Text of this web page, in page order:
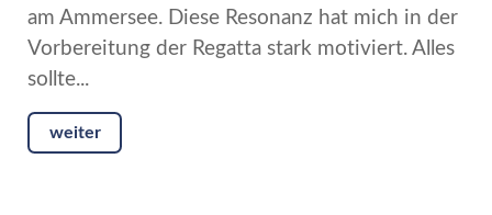
am Ammersee. Diese Resonanz hat mich in der
Vorbereitung der Regatta stark motiviert. Alles
sollte...
weiter